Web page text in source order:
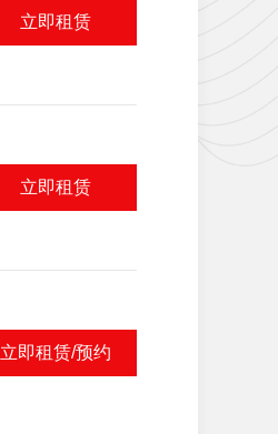
立即租赁
立即租赁
立即租赁/预约